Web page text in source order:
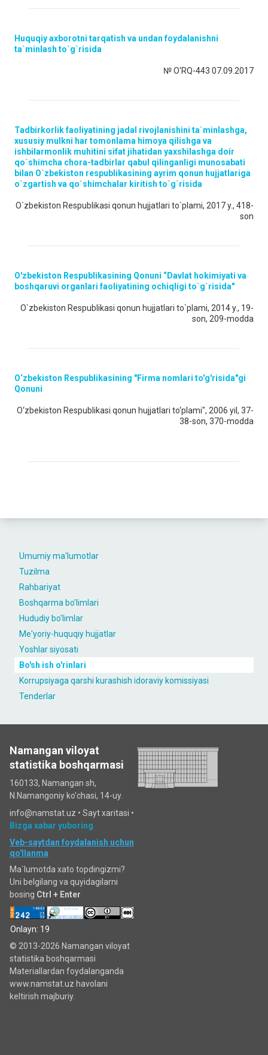
Umumiy ma'lumotlar
Tuzilma
Rahbariyat
Boshqarma bo'limlari
Hududiy bo'limlar
Me'yoriy-huquqiy hujjatlar
Yoshlar siyosati
Bo'sh ish o'rinlari
Korrupsiyaga qarshi kurashish idoraviy komissiyasi
Tenderlar
Huquqiy axborotni tarqatish va undan foydalanishni
ta`minlash to`g`risida
№ O'RQ-443 07.09.2017
Tadbirkorlik faoliyatining jadal rivojlanishini ta`minlashga,
xususiy mulkni har tomonlama himoya qilishga va
ishbilarmonlik muhitini sifat jihatidan yaxshilashga doir
qo`shimcha chora-tadbirlar qabul qilinganligi munosabati
bilan O`zbekiston respublikasining ayrim qonun hujjatlariga
o`zgartish va qo`shimchalar kiritish to`g`risida
O`zbekiston Respublikasi qonun hujjatlari to`plami, 2017 y., 418-
son
O'zbekiston Respublikasining Qonuni “Davlat hokimiyati va
boshqaruvi organlari faoliyatining ochiqligi to`g`risida"
O`zbekiston Respublikasi qonun hujjatlari to`plami, 2014 y., 19-
son, 209-modda
O‘zbekiston Respublikasining "Firma nomlari to'g'risida"gi
Qonuni
O‘zbekiston Respublikasi qonun hujjatlari to‘plami", 2006 yil, 37-
38-son, 370-modda
Namangan viloyat
statistika boshqarmasi
160133, Namangan sh,
N.Namangoniy ko'chasi, 14-uy.
info@namstat.uz • Sayt xaritasi •
Bizga xabar yuboring
Veb-saytdan foydalanish uchun
qo'llanma
Ma`lumotda xato topdingizmi?
Uni belgilang va quyidagilarni
bosing Ctrl + Enter
Onlayn: 19
© 2013-2026 Namangan viloyat
statistika boshqarmasi
Materiallardan foydalanganda
www.namstat.uz havolani
keltirish majburiy.